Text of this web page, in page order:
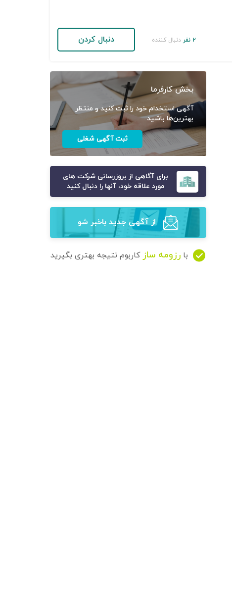
۲ نفر دنبال کننده دنبال کردن
بخش کارفرما
آگهی استخدام خود را ثبت کنید و منتظر
بهترین‌ها باشید
ثبت آگهی شغلی
برای آگاهی از بروزرسانی شرکت های
مورد علاقه خود، آنها را دنبال کنید
از آگهی‌ جدید باخبر شو
با رزومه ساز کاربوم نتیجه بهتری بگیرید